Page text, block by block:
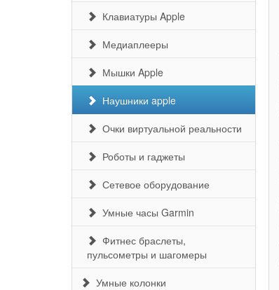
Клавиатуры Apple
Медиаплееры
Мышки Apple
Наушники apple
Очки виртуальной реальности
Роботы и гаджеты
Сетевое оборудование
Умные часы Garmin
Фитнес браслеты,
пульсометры и шагомеры
Умные колонки